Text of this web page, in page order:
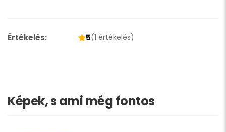
Értékelés: 5(1 értékelés)
Képek, s ami még fontos